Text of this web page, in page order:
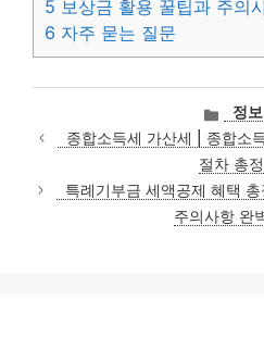
5 보상금 활용 꿀팁과 주의
6 자주 묻는 질문
카
테
고
리
정보
종합소득세 가산세 | 종합소
절차 총
특례기부금 세액공제 혜택
주의사항 완